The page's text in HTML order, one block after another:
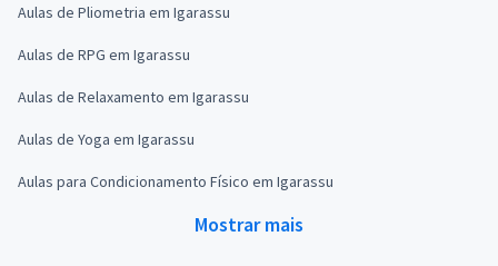
Aulas de Pliometria em Igarassu
Aulas de RPG em Igarassu
Aulas de Relaxamento em Igarassu
Aulas de Yoga em Igarassu
Aulas para Condicionamento Físico em Igarassu
Mostrar mais